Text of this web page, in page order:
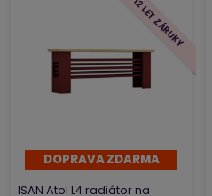
DOPRAVA ZDARMA
ISAN Atol L4 radiátor na
12 LET ZÁRUKY